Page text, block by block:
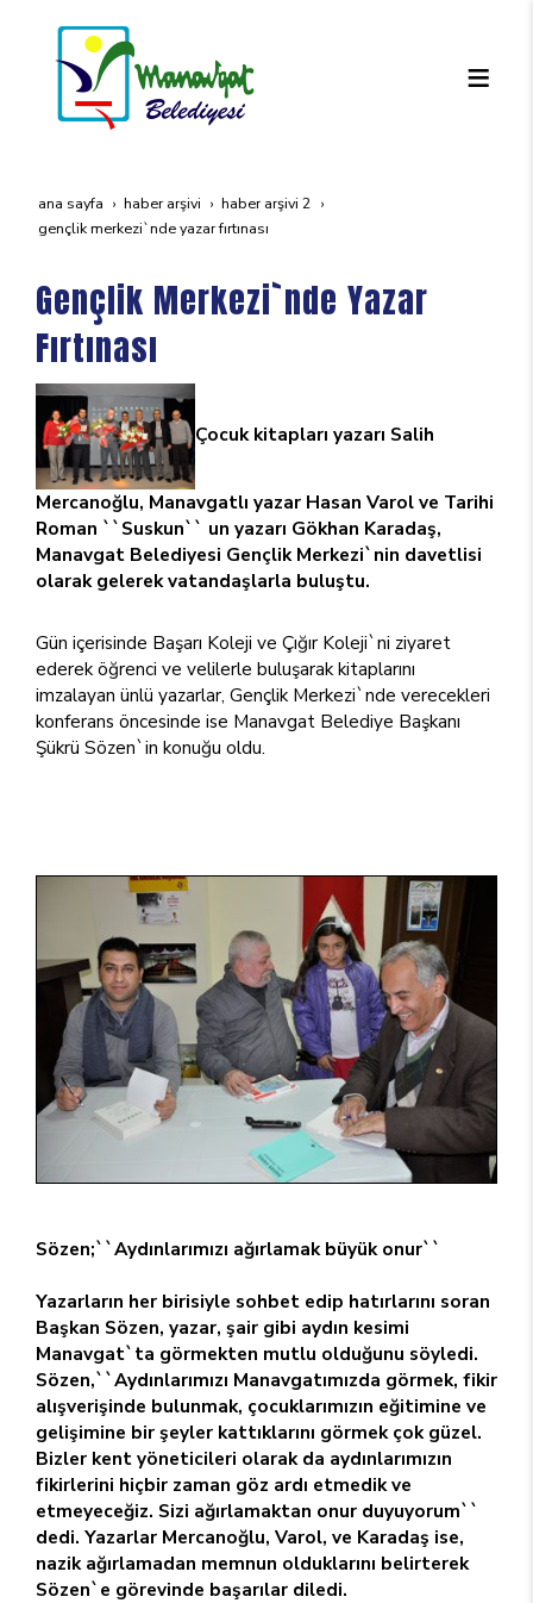
ana sayfa haber arşivi
haber arşivi 2
gençlik merkezi`nde yazar fırtınası
Gençlik Merkezi`nde Yazar
Fırtınası
Çocuk kitapları yazarı Salih
Mercanoğlu, Manavgatlı yazar Hasan Varol ve Tarihi
Roman ``Suskun`` un yazarı Gökhan Karadaş,
Manavgat Belediyesi Gençlik Merkezi`nin davetlisi
olarak gelerek vatandaşlarla buluştu.
Gün içerisinde Başarı Koleji ve Çığır Koleji`ni ziyaret
ederek öğrenci ve velilerle buluşarak kitaplarını
imzalayan ünlü yazarlar, Gençlik Merkezi`nde verecekleri
konferans öncesinde ise Manavgat Belediye Başkanı
Şükrü Sözen`in konuğu oldu.
Sözen;``Aydınlarımızı ağırlamak büyük onur``
Yazarların her birisiyle sohbet edip hatırlarını soran
Başkan Sözen, yazar, şair gibi aydın kesimi
Manavgat`ta görmekten mutlu olduğunu söyledi.
Sözen,``Aydınlarımızı Manavgatımızda görmek, fikir
alışverişinde bulunmak, çocuklarımızın eğitimine ve
gelişimine bir şeyler kattıklarını görmek çok güzel.
Bizler kent yöneticileri olarak da aydınlarımızın
fikirlerini hiçbir zaman göz ardı etmedik ve
etmeyeceğiz. Sizi ağırlamaktan onur duyuyorum``
dedi. Yazarlar Mercanoğlu, Varol, ve Karadaş ise,
nazik ağırlamadan memnun olduklarını belirterek
Sözen`e görevinde başarılar diledi.